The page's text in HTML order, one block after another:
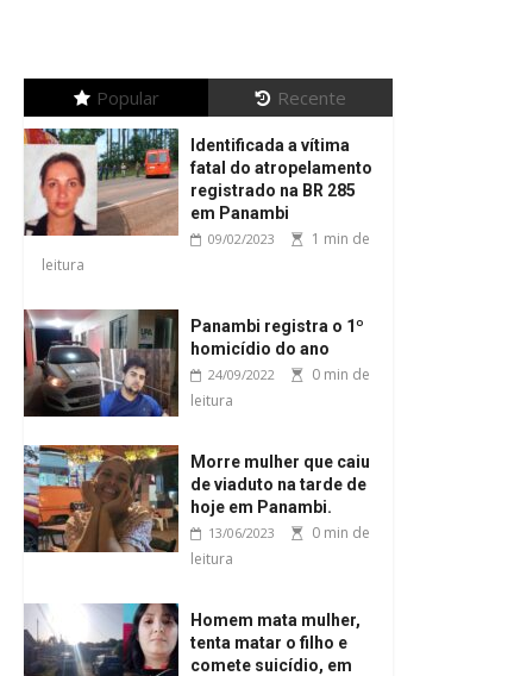
Popular Recente
Identificada a vítima
fatal do atropelamento
registrado na BR 285
em Panambi
09/02/2023
1 min de
leitura
Panambi registra o 1º
homicídio do ano
24/09/2022
0 min de
leitura
Morre mulher que caiu
de viaduto na tarde de
hoje em Panambi.
13/06/2023
0 min de
leitura
Homem mata mulher,
tenta matar o filho e
comete suicídio, em